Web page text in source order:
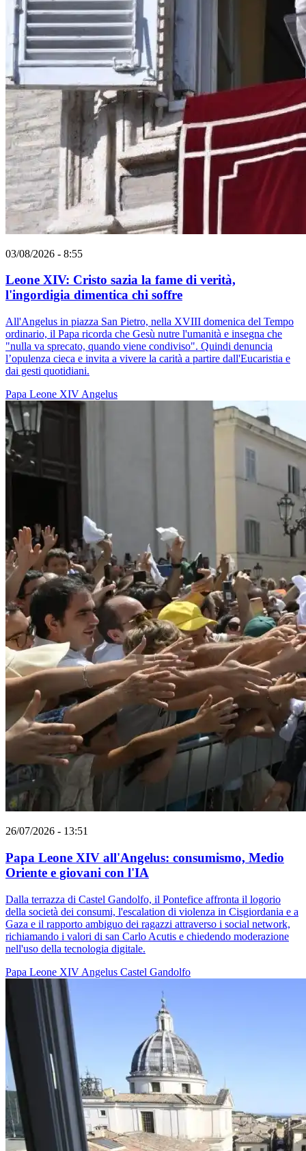
03/08/2026 - 8:55
Leone XIV: Cristo sazia la fame di verità,
l'ingordigia dimentica chi soffre
All'Angelus in piazza San Pietro, nella XVIII domenica del Tempo
ordinario, il Papa ricorda che Gesù nutre l'umanità e insegna che
"nulla va sprecato, quando viene condiviso". Quindi denuncia
l’opulenza cieca e invita a vivere la carità a partire dall'Eucaristia e
dai gesti quotidiani.
Papa Leone XIV Angelus
26/07/2026 - 13:51
Papa Leone XIV all'Angelus: consumismo, Medio
Oriente e giovani con l'IA
Dalla terrazza di Castel Gandolfo, il Pontefice affronta il logorio
della società dei consumi, l'escalation di violenza in Cisgiordania e a
Gaza e il rapporto ambiguo dei ragazzi attraverso i social network,
richiamando i valori di san Carlo Acutis e chiedendo moderazione
nell'uso della tecnologia digitale.
Papa Leone XIV Angelus Castel Gandolfo